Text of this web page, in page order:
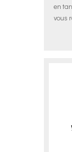
en
vous